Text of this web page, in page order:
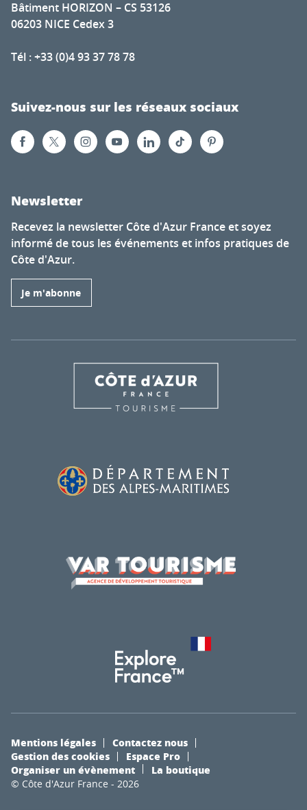
Bâtiment HORIZON – CS 53126
06203 NICE Cedex 3
Tél : +33 (0)4 93 37 78 78
Suivez-nous sur les réseaux sociaux
Newsletter
Recevez la newsletter Côte d'Azur France et soyez
informé de tous les événements et infos pratiques de
Côte d'Azur.
Je m'abonne
© Côte d'Azur France - 2026
Mentions légales
Contactez nous
Gestion des cookies
Espace Pro
Organiser un évènement
La boutique